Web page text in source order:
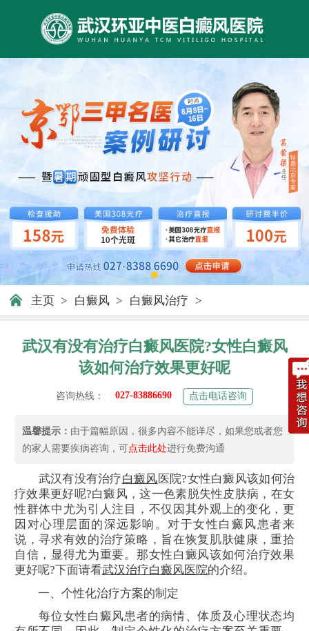
主页 > 白癜风 > 白癜风治疗 >
武汉有没有治疗白癜风医院?女性白癜风
该如何治疗效果更好呢
咨询热线： 027-83886690 点击电话咨询
温馨提示： 由于篇幅原因，很多内容不能详尽，如果您或者您
的家人需要疾病咨询，可点击此处进行免费沟通
武汉有没有治疗白癜风 医院?女性白癜风该如何治
疗效果更好呢?白癜风，这一色素脱失性皮肤病，在女
性群体中尤为引人注目，不仅因其外观上的变化，更
因对心理层面的深远影响。对于女性白癜风患者来
说，寻求有效的治疗策略，旨在恢复肌肤健康，重拾
自信，显得尤为重要。那女性白癜风该如何治疗效果
更好呢?下面请看武汉治疗白癜风医院的介绍。
一、个性化治疗方案的制定
每位女性白癜风患者的病情、体质及心理状态均